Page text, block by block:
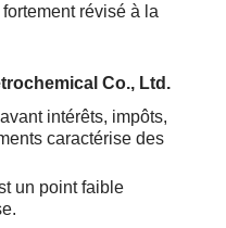
révisé à la
Co., Ltd.
intérêts, impôts,
caractérise des
un point faible